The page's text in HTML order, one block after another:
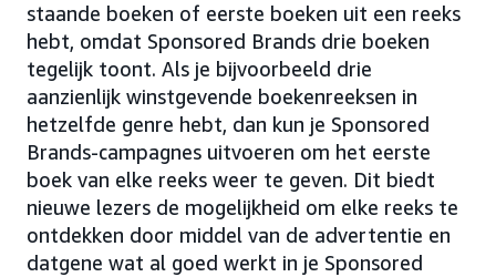
staande boeken of eerste boeken uit een reeks
hebt, omdat Sponsored Brands drie boeken
tegelijk toont. Als je bijvoorbeeld drie
aanzienlijk winstgevende boekenreeksen in
hetzelfde genre hebt, dan kun je Sponsored
Brands-campagnes uitvoeren om het eerste
boek van elke reeks weer te geven. Dit biedt
nieuwe lezers de mogelijkheid om elke reeks te
ontdekken door middel van de advertentie en
datgene wat al goed werkt in je Sponsored